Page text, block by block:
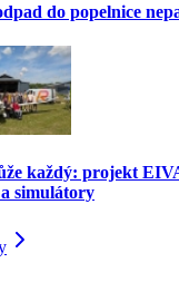
do popelnice
každý: projekt
simulátory